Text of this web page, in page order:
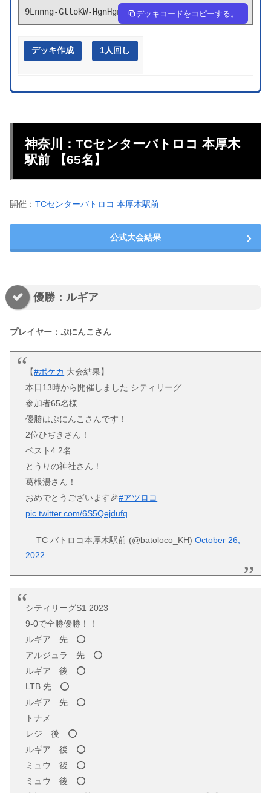
9Lnnng-GttoKW-HgnHgn デッキコードをコピーする。
デッキ作成 1人回し
神奈川：TCセンターバトロコ 本厚木
駅前 【65名】
開催： TCセンターバトロコ 本厚木駅前
公式大会結果
優勝：ルギア
プレイヤー：ぷにんこさん
【#ポケカ 大会結果】
本日13時から開催しました シティリーグ
参加者65名様
優勝はぷにんこさんです！
2位ひぢきさん！
ベスト4 2名
とうりの神社さん！
葛根湯さん！
おめでとうございます🎉#アツロコ
pic.twitter.com/6S5Qejdufq
— TC バトロコ本厚木駅前 (@batoloco_KH)October 26,
2022
シティリーグS1 2023
9-0で全勝優勝！！
ルギア 先 ⭕️
アルジュラ 先 ⭕️
ルギア 後 ⭕️
LTB 先 ⭕️
ルギア 先 ⭕️
トナメ
レジ 後 ⭕️
ルギア 後 ⭕️
ミュウ 後 ⭕️
ミュウ 後 ⭕️